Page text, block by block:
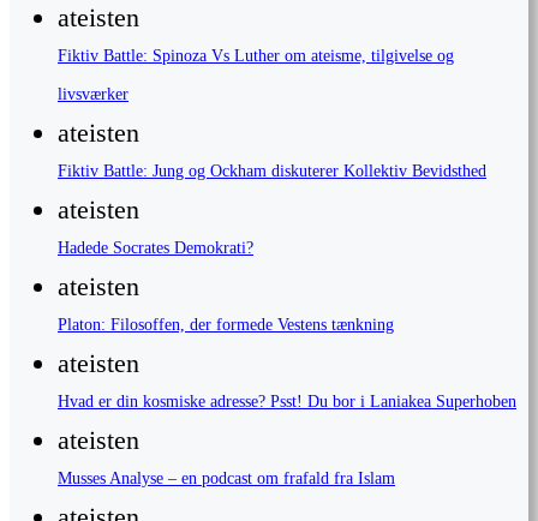
ateisten
Fiktiv Battle: Spinoza Vs Luther om ateisme, tilgivelse og
livsværker
ateisten
Fiktiv Battle: Jung og Ockham diskuterer Kollektiv Bevidsthed
ateisten
Hadede Socrates Demokrati?
ateisten
Platon: Filosoffen, der formede Vestens tænkning
ateisten
Hvad er din kosmiske adresse? Psst! Du bor i Laniakea Superhoben
ateisten
Musses Analyse – en podcast om frafald fra Islam